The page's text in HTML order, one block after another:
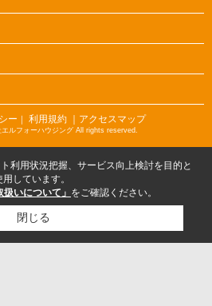
ー ｜ 利用規約 ｜アクセスマップ
ルフォーハウジング All rights reserved.
利用状況把握、サービス向上検討を目的と
しています。
扱いについて」 をご確認ください。
閉じる